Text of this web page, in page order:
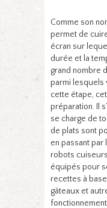
Comme son
permet de
écran sur
durée et la
grand nombre
parmi lesquels
cette étape,
préparation. Il
se charge de
de plats sont
en passant
robots
équipés pour
recettes à
gâteaux et